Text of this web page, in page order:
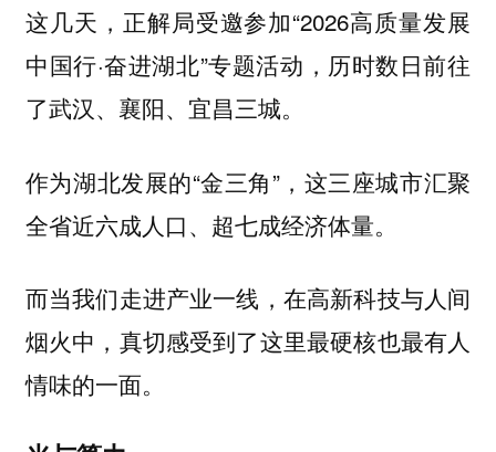
这几天，正解局受邀参加“2026高质量发展
中国行·奋进湖北”专题活动，历时数日前往
了武汉、襄阳、宜昌三城。
作为湖北发展的“金三角”，这三座城市汇聚
全省近六成人口、超七成经济体量。
而当我们走进产业一线，在高新科技与人间
烟火中，真切感受到了这里最硬核也最有人
情味的一面。